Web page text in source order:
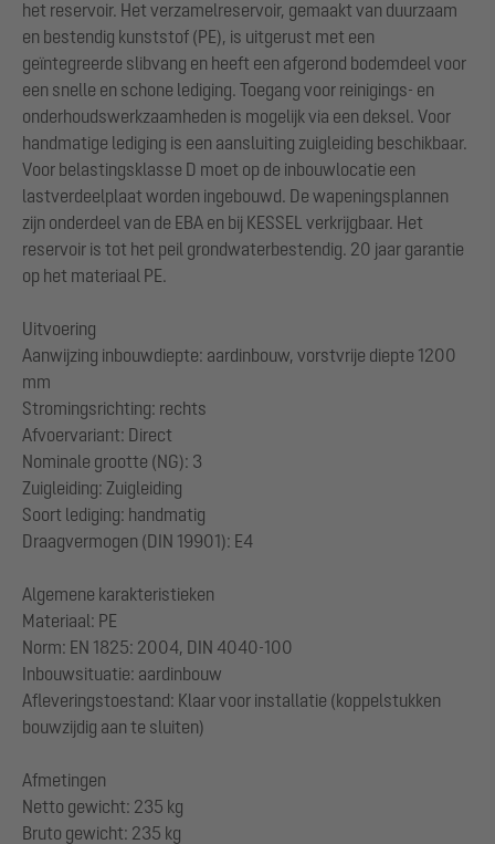
het reservoir. Het verzamelreservoir, gemaakt van duurzaam
en bestendig kunststof (PE), is uitgerust met een
geïntegreerde slibvang en heeft een afgerond bodemdeel voor
een snelle en schone lediging. Toegang voor reinigings- en
onderhoudswerkzaamheden is mogelijk via een deksel. Voor
handmatige lediging is een aansluiting zuigleiding beschikbaar.
Voor belastingsklasse D moet op de inbouwlocatie een
lastverdeelplaat worden ingebouwd. De wapeningsplannen
zijn onderdeel van de EBA en bij KESSEL verkrijgbaar. Het
reservoir is tot het peil grondwaterbestendig. 20 jaar garantie
op het materiaal PE.
Uitvoering
Aanwijzing inbouwdiepte: aardinbouw, vorstvrije diepte 1200
mm
Stromingsrichting: rechts
Afvoervariant: Direct
Nominale grootte (NG): 3
Zuigleiding: Zuigleiding
Soort lediging: handmatig
Draagvermogen (DIN 19901): E4
Algemene karakteristieken
Materiaal: PE
Norm: EN 1825: 2004, DIN 4040-100
Inbouwsituatie: aardinbouw
Afleveringstoestand: Klaar voor installatie (koppelstukken
bouwzijdig aan te sluiten)
Afmetingen
Netto gewicht: 235 kg
Bruto gewicht: 235 kg